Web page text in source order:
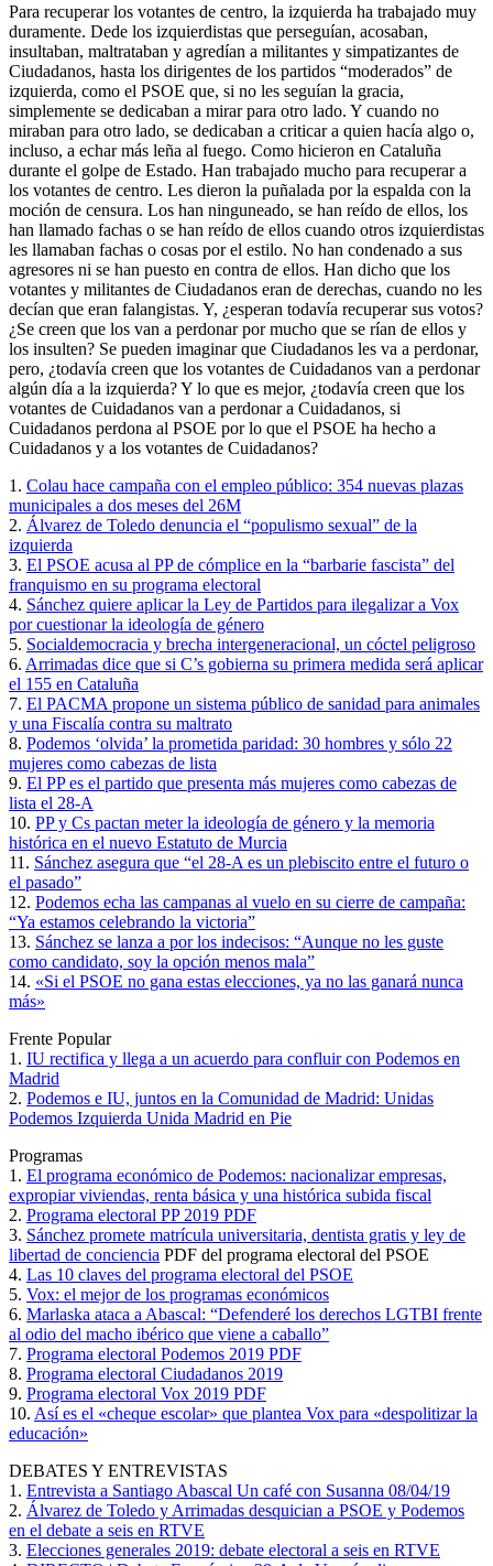
Para recuperar los votantes de centro, la izquierda ha trabajado muy
duramente. Dede los izquierdistas que perseguían, acosaban,
insultaban, maltrataban y agredían a militantes y simpatizantes de
Ciudadanos, hasta los dirigentes de los partidos “moderados” de
izquierda, como el PSOE que, si no les seguían la gracia,
simplemente se dedicaban a mirar para otro lado. Y cuando no
miraban para otro lado, se dedicaban a criticar a quien hacía algo o,
incluso, a echar más leña al fuego. Como hicieron en Cataluña
durante el golpe de Estado. Han trabajado mucho para recuperar a
los votantes de centro. Les dieron la puñalada por la espalda con la
moción de censura. Los han ninguneado, se han reído de ellos, los
han llamado fachas o se han reído de ellos cuando otros izquierdistas
les llamaban fachas o cosas por el estilo. No han condenado a sus
agresores ni se han puesto en contra de ellos. Han dicho que los
votantes y militantes de Ciudadanos eran de derechas, cuando no les
decían que eran falangistas. Y, ¿esperan todavía recuperar sus votos?
¿Se creen que los van a perdonar por mucho que se rían de ellos y
los insulten? Se pueden imaginar que Ciudadanos les va a perdonar,
pero, ¿todavía creen que los votantes de Cuidadanos van a perdonar
algún día a la izquierda? Y lo que es mejor, ¿todavía creen que los
votantes de Cuidadanos van a perdonar a Cuidadanos, si
Cuidadanos perdona al PSOE por lo que el PSOE ha hecho a
Cuidadanos y a los votantes de Cuidadanos?
1. Colau hace campaña con el empleo público: 354 nuevas plazas
municipales a dos meses del 26M
2. Álvarez de Toledo denuncia el “populismo sexual” de la
izquierda
3. El PSOE acusa al PP de cómplice en la “barbarie fascista” del
franquismo en su programa electoral
4. Sánchez quiere aplicar la Ley de Partidos para ilegalizar a Vox
por cuestionar la ideología de género
5. Socialdemocracia y brecha intergeneracional, un cóctel peligroso
6. Arrimadas dice que si C’s gobierna su primera medida será aplicar
el 155 en Cataluña
7. El PACMA propone un sistema público de sanidad para animales
y una Fiscalía contra su maltrato
8. Podemos ‘olvida’ la prometida paridad: 30 hombres y sólo 22
mujeres como cabezas de lista
9. El PP es el partido que presenta más mujeres como cabezas de
lista el 28-A
10. PP y Cs pactan meter la ideología de género y la memoria
histórica en el nuevo Estatuto de Murcia
11. Sánchez asegura que “el 28-A es un plebiscito entre el futuro o
el pasado”
12. Podemos echa las campanas al vuelo en su cierre de campaña:
“Ya estamos celebrando la victoria”
13. Sánchez se lanza a por los indecisos: “Aunque no les guste
como candidato, soy la opción menos mala”
14. «Si el PSOE no gana estas elecciones, ya no las ganará nunca
más»
Frente Popular
1. IU rectifica y llega a un acuerdo para confluir con Podemos en
Madrid
2. Podemos e IU, juntos en la Comunidad de Madrid: Unidas
Podemos Izquierda Unida Madrid en Pie
Programas
1. El programa económico de Podemos: nacionalizar empresas,
expropiar viviendas, renta básica y una histórica subida fiscal
2. Programa electoral PP 2019 PDF
3. Sánchez promete matrícula universitaria, dentista gratis y ley de
libertad de conciencia PDF del programa electoral del PSOE
4. Las 10 claves del programa electoral del PSOE
5. Vox: el mejor de los programas económicos
6. Marlaska ataca a Abascal: “Defenderé los derechos LGTBI frente
al odio del macho ibérico que viene a caballo”
7. Programa electoral Podemos 2019 PDF
8. Programa electoral Ciudadanos 2019
9. Programa electoral Vox 2019 PDF
10. Así es el «cheque escolar» que plantea Vox para «despolitizar la
educación»
DEBATES Y ENTREVISTAS
1. Entrevista a Santiago Abascal Un café con Susanna 08/04/19
2. Álvarez de Toledo y Arrimadas desquician a PSOE y Podemos
en el debate a seis en RTVE
3. Elecciones generales 2019: debate electoral a seis en RTVE